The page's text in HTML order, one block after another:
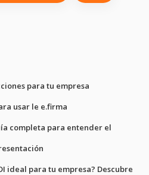
para tu empresa
usar le e.firma
completa para entender el
ideal para tu empresa? Descubre